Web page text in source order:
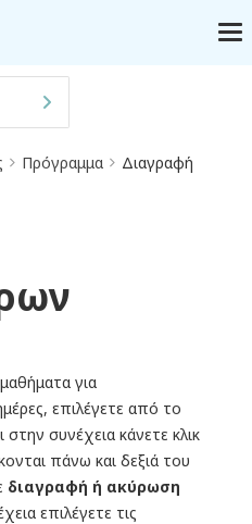
Πρόγραμμα
Διαγραφή
για
επιλέγετε από το
στην συνέχεια κάνετε κλικ
πάνω και δεξιά του
διαγραφή ή ακύρωση
επιλέγετε τις